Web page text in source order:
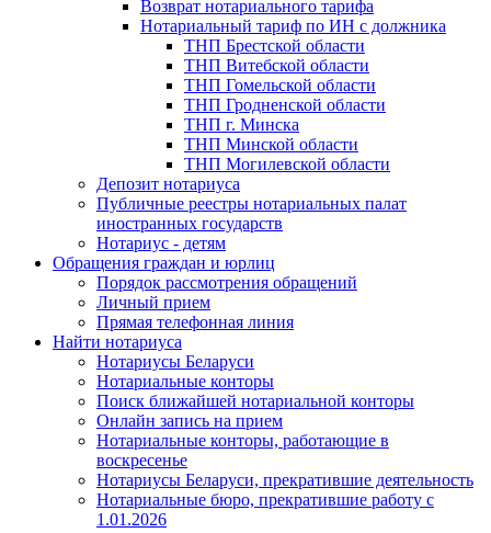
Возврат нотариального тарифа
Нотариальный тариф по ИН с должника
ТНП Брестской области
ТНП Витебской области
ТНП Гомельской области
ТНП Гродненской области
ТНП г. Минска
ТНП Минской области
ТНП Могилевской области
Депозит нотариуса
Публичные реестры нотариальных палат
иностранных государств
Нотариус - детям
Обращения граждан и юрлиц
Порядок рассмотрения обращений
Личный прием
Прямая телефонная линия
Найти нотариуса
Нотариусы Беларуси
Нотариальные конторы
Поиск ближайшей нотариальной конторы
Онлайн запись на прием
Нотариальные конторы, работающие в
воскресенье
Нотариусы Беларуси, прекратившие деятельность
Нотариальные бюро, прекратившие работу с
1.01.2026